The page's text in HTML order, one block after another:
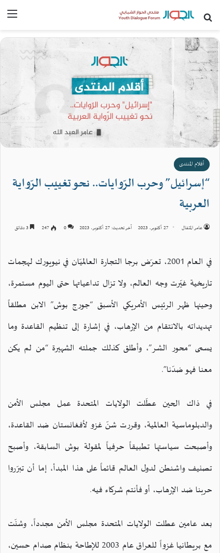
بحث عن
أقلام المنتدى
“إسرائيل” وحرب الرّوايات.. نحو تغييب الرّواية
العربية
عامر المثقال 27 أكتوبر، 2023 آخر تحديث: 27 أكتوبر، 2023 0
247
في العام 2001، تعرّض برجا التجارة العالميّان في نيويورك لهجمات
تاريخية غيّرت وجه العالم، ولا تزال تداعياتها حتى اليوم مستمرة،
وحينها ظهر الرئيس الأمريكي الأسبق “جورج بوش” الابن مطلقاً
تهديداته بالانتقام من الإرهاب، في إشارة إلى تنظيم القاعدة وما
يسمى “محور الشر”، وأطلق كذلك جملته الشهيرة “من لم يكن
معنا فهو ضدّنا”.
في ذاك الحين عطّلت الولايات المتحدة عمل مجلس الأمن
والدبلوماسية العالمية، وقررت شنّ غزو لأفغانستان ضد القاعدة،
وأصبحت سياستها تطبيقاً حرفياً لمقولة بوش السابقة، وأصبح
تصنيف واشنطن لدول العالم قائماً على هذا المبدأ، إما أن تبرّروا
حربنا ضد الإرهاب، أو فأنتم شركاء فيه.
بعد عامين عطلت الولايات المتحدة مجلس الأمن مجدداً، وشنّت
مع بريطانيا غزواً للعراق عام 2003 للإطاحة بنظام صدام حسين،